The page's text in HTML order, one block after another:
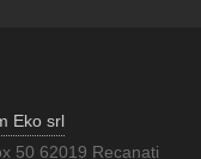
Eko srl
50 62019 Recanati